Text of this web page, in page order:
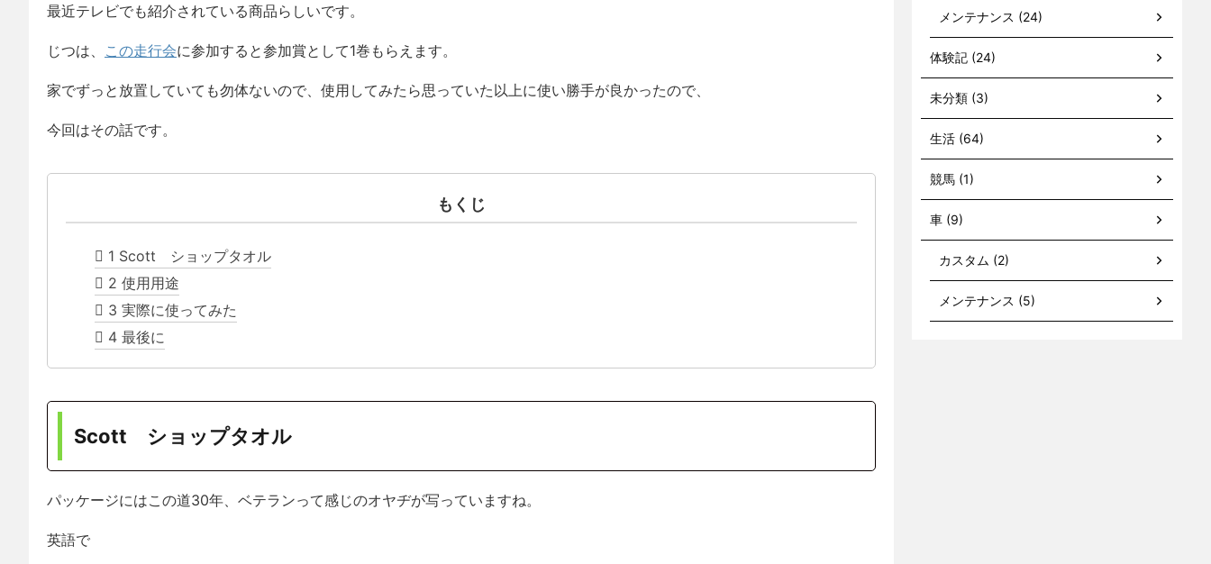
最近テレビでも紹介されている商品らしいです。
じつは、 この走行会に参加すると参加賞として1巻もらえます。
家でずっと放置していても勿体ないので、使用してみたら思っていた以上に使い勝手が良かったので、
今回はその話です。
もくじ
1 Scott ショップタオル
2 使用用途
3 実際に使ってみた
4 最後に
Scott ショップタオル
パッケージにはこの道30年、ベテランって感じのオヤヂが写っていますね。
英語で
メンテナンス (24)
体験記 (24)
未分類 (3)
生活 (64)
競馬 (1)
車 (9)
カスタム (2)
メンテナンス (5)